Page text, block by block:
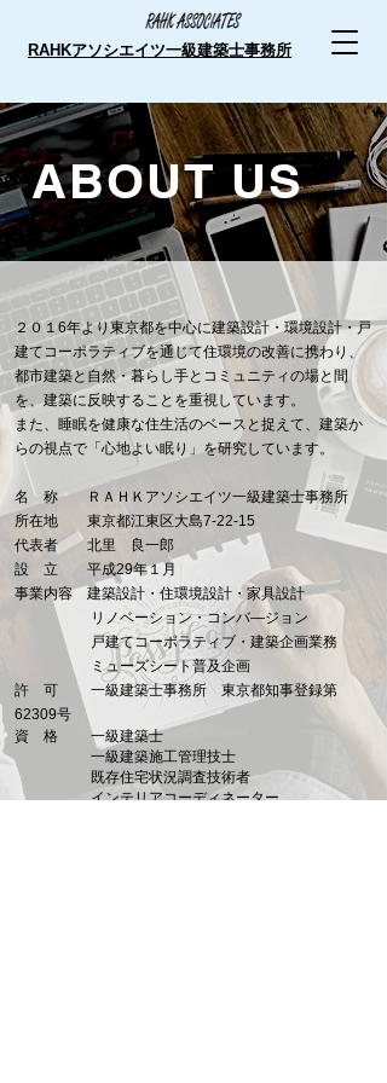
RAHKアソシエイツ一級建築士事務所
ABOUT US
２０１6年より東京都を中心に建築設計・環境設計・戸
建てコーポラティブを通じて住環境の改善に携わり、
都市建築と自然・暮らし手とコミュニティの場と間
を、建築に反映することを重視しています。
また、睡眠を健康な住生活のベースと捉えて、建築か
らの視点で「心地よい眠り」を研究しています。
名 称 ＲＡＨＫアソシエイツ一級建築士事務所
所在地 東京都江東区大島7-22-15
代表者 北里 良一郎
設 立 平成29年１月
事業内容 建築設計・住環境設計・家具設計
リノベーション・コンバ―ジョン
戸建てコーポラティブ・建築企画業務
ミューズシート普及企画
許 可 一級建築士事務所 東京都知事登録第
62309号
資 格 一級建築士
一級建築施工管理技士
既存住宅状況調査技術者
インテリアコーディネーター